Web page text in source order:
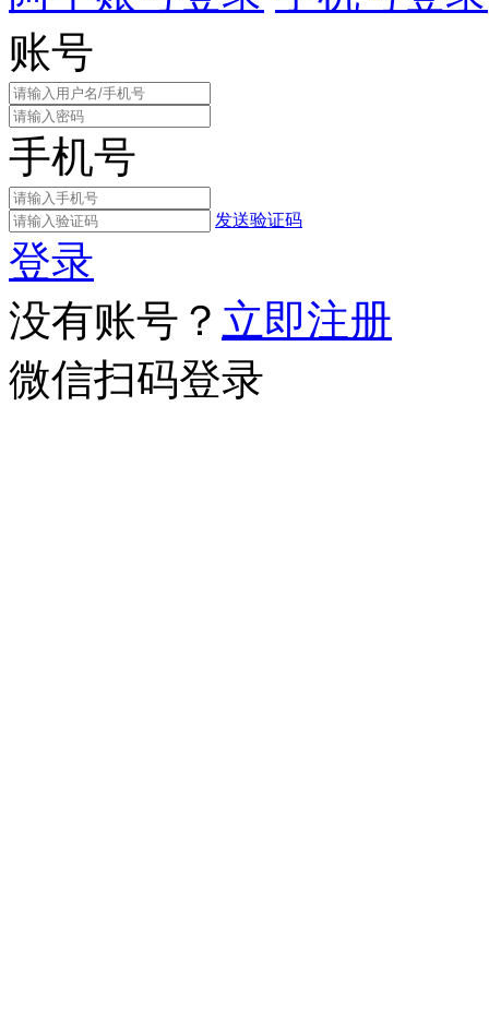
账号
手机号
发送验证码
登录
没有账号？ 立即注册
微信扫码登录